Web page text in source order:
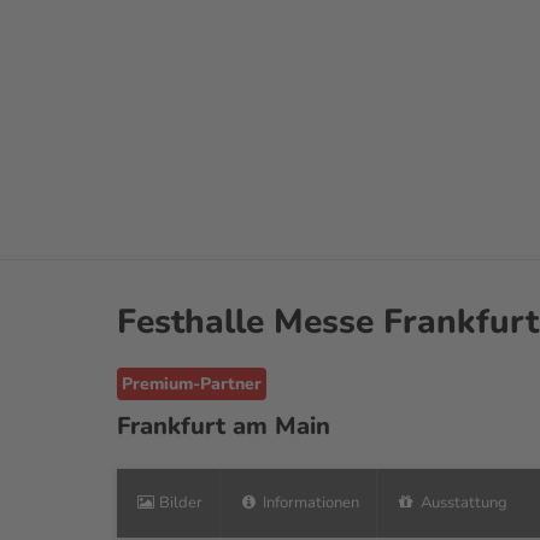
Festhalle Messe Frankfurt
Premium-Partner
Frankfurt am Main
Bilder Informationen Ausstattung